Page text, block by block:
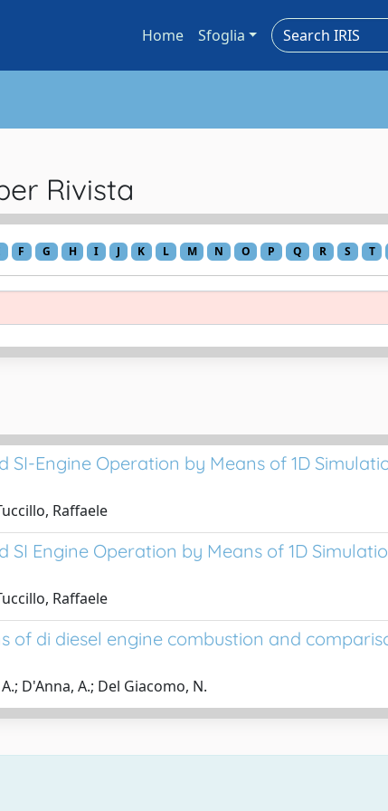
Home Sfoglia
Rivista
F G H I J K L M N O P Q R S T
SI-Engine Operation by Means of 1D
Raffaele
SI Engine Operation by Means of 1D
Raffaele
of di diesel engine combustion and
D'Anna, A.; Del Giacomo, N.